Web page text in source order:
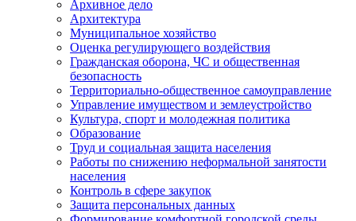
Архивное дело
Архитектура
Муниципальное хозяйство
Оценка регулирующего воздействия
Гражданская оборона, ЧС и общественная
безопасность
Территориально-общественное самоуправление
Управление имуществом и землеустройство
Культура, спорт и молодежная политика
Образование
Труд и социальная защита населения
Работы по снижению неформальной занятости
населения
Контроль в сфере закупок
Защита персональных данных